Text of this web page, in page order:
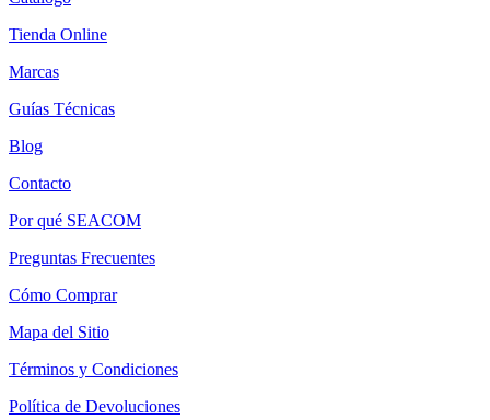
Tienda Online
Marcas
Guías Técnicas
Blog
Contacto
Por qué SEACOM
Preguntas Frecuentes
Cómo Comprar
Mapa del Sitio
Términos y Condiciones
Política de Devoluciones